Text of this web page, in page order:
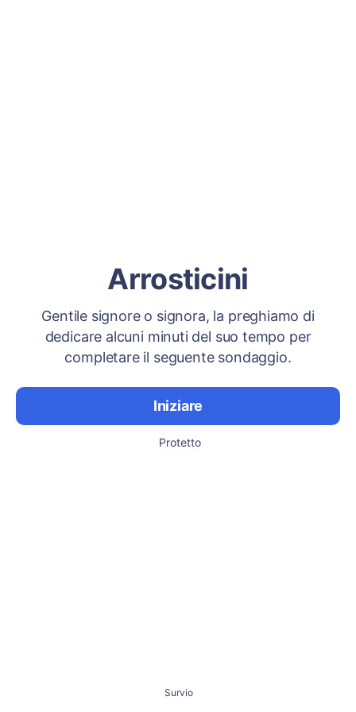
Arrosticini
Gentile signore o signora, la preghiamo di
dedicare alcuni minuti del suo tempo per
completare il seguente sondaggio.
Iniziare
Protetto
Survio